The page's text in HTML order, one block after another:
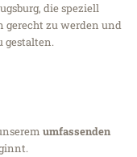
die speziell
gerecht zu werden und
gestalten.
umfassenden